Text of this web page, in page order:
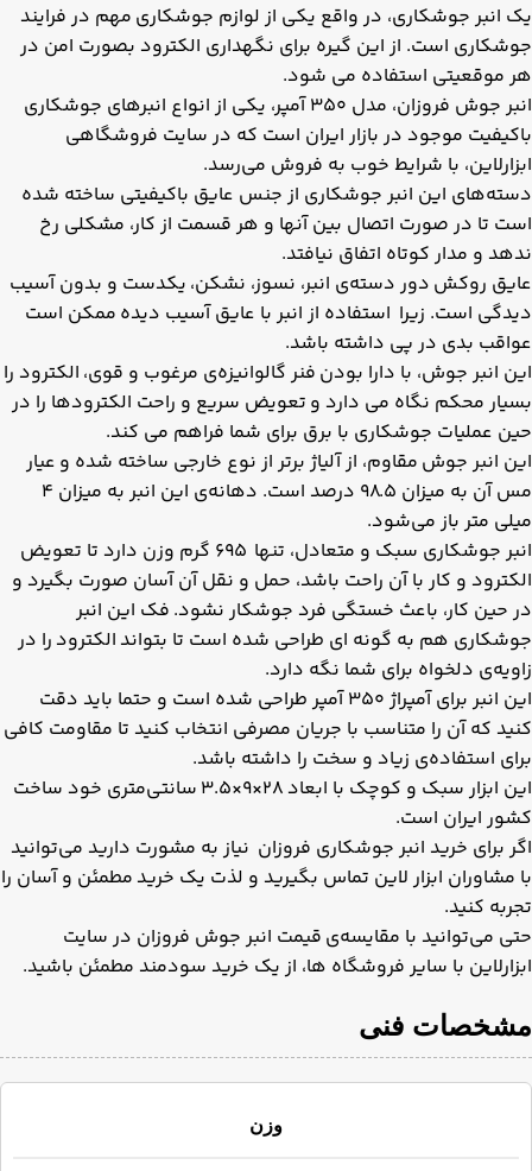
یک انبر جوشکاری، در واقع یکی از لوازم جوشکاری مهم در فرایند
جوشکاری است. از این گیره برای نگهداری الکترود بصورت امن در
هر موقعیتی استفاده می شود.
انبر جوش فروزان، مدل ۳۵۰ آمپر، یکی از انواع انبرهای جوشکاری
باکیفیت موجود در بازار ایران است که در سایت فروشگاهی
ابزارلاین، با شرایط خوب به فروش می‌رسد.
دسته‌های این انبر جوشکاری از جنس عایق باکیفیتی ساخته شده
است تا در صورت اتصال بین آنها و هر قسمت از کار، مشکلی رخ
ندهد و مدار کوتاه اتفاق نیافتد.
عایق روکش دور دسته‌ی انبر، نسوز، نشکن، یکدست و بدون آسیب
دیدگی است. زیرا استفاده از انبر با عایق آسیب دیده ممکن است
عواقب بدی در پی داشته باشد.
این انبر جوش، با دارا بودن فنر گالوانیزه‌ی مرغوب و قوی، الکترود را
بسیار محکم نگاه می دارد و تعویض سریع و راحت الکترود‌ها را در
حین عملیات جوشکاری با برق برای شما فراهم می کند.
این انبر جوش مقاوم، از آلیاژ برتر از نوع خارجی ساخته شده و عیار
مس آن به میزان ۹۸.۵ درصد است. دهانه‌ی این انبر به میزان ۴
میلی متر باز می‌شود.
انبر جوشکاری سبک و متعادل، تنها ۶۹۵ گرم وزن دارد تا تعویض
الکترود و کار با آن راحت باشد، حمل و نقل آن آسان صورت بگیرد و
در حین کار، باعث خستگی فرد جوشکار نشود. فک این انبر
جوشکاری هم به گونه ای طراحی شده است تا بتواند الکترود را در
زاویه‌ی دلخواه برای شما نگه دارد.
این انبر برای آمپراژ ۳۵۰ آمپر طراحی شده است و حتما باید دقت
کنید که آن را متناسب با جریان مصرفی انتخاب کنید تا مقاومت کافی
برای استفاده‌ی زیاد و سخت را داشته باشد.
این ابزار سبک و کوچک با ابعاد ۲۸×۹×۳.۵ سانتی‌متری خود ساخت
کشور ایران است.
اگر برای خرید انبر جوشکاری فروزان نیاز به مشورت دارید می‌توانید
با مشاوران ابزار لاین تماس بگیرید و لذت یک خرید مطمئن و آسان را
تجربه کنید.
حتی می‌توانید با مقایسه‌ی قیمت انبر جوش فروزان در سایت
ابزارلاین با سایر فروشگاه ها، از یک خرید سودمند مطمئن باشید.
مشخصات فنی
وزن